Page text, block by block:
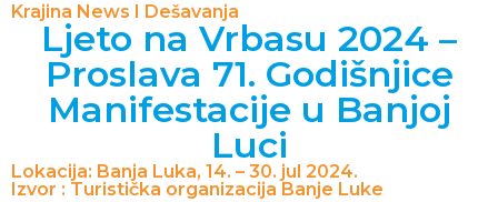
Krajina News I Dešavanja
Ljeto na Vrbasu 2024 –
Proslava 71. Godišnjice
Manifestacije u Banjoj
Luci
Lokacija: Banja Luka, 14. – 30. jul 2024.
Izvor : Turistička organizacija Banje Luke